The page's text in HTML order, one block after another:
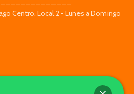
Centro. Local 2 - Lunes a Domingo